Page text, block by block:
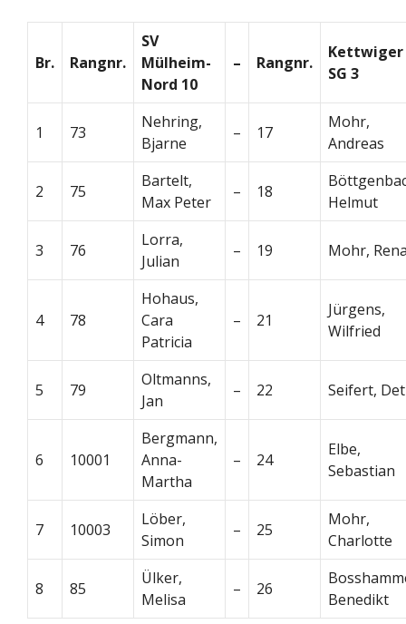
Br. Rangnr.
SV
Mülheim-
Nord 10
– Rangnr.
Kettwiger
SG 3
1 73
Nehring,
Bjarne
– 17
Mohr,
Andreas
2 75
Bartelt,
Max Peter
– 18
Helmut
3 76
Lorra,
Julian
– 19 Mohr,
4 78
Hohaus,
Cara
Patricia
– 21
Jürgens,
Wilfried
5 79
Oltmanns,
Jan
– 22 Seifert,
6 10001
Bergmann,
Anna-
Martha
– 24
Elbe,
Sebastian
7 10003
Löber,
Simon
– 25
Mohr,
Charlotte
8 85
Ülker,
Melisa
– 26
Benedikt